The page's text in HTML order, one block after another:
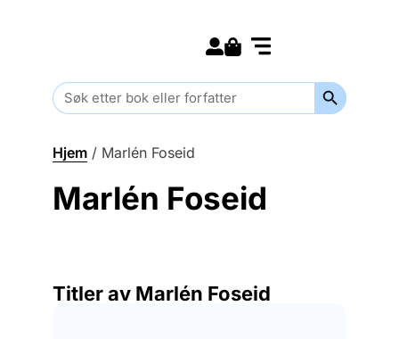
Search
for:
Search
Hjem / Marlén Foseid
Marlén Foseid
Titler av Marlén Foseid